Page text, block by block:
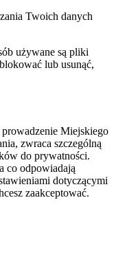
Twoich danych
używane są pliki
lub usunąć,
Miejskiego
zwraca szczególną
do prywatności.
co odpowiadają
dotyczącymi
zaakceptować.